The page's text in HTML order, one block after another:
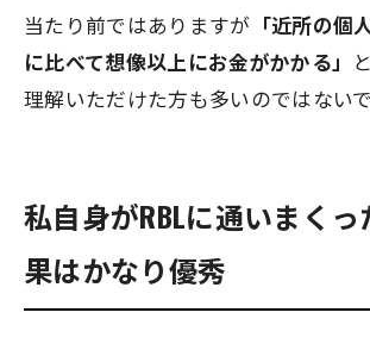
当たり前ではありますが 「近所の個
に比べて想像以上にお金がかかる」
理解いただけた方も多いのではない
私自身がRBLに通いまく
果はかなり優秀